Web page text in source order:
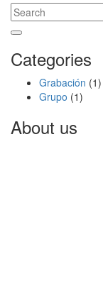
Categories
Grabación (1)
Grupo (1)
About us